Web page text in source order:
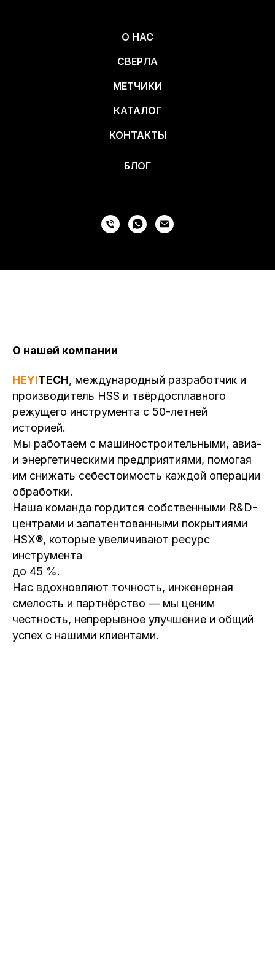
О НАС
СВЕРЛА
МЕТЧИКИ
КАТАЛОГ
КОНТАКТЫ
БЛОГ
О нашей компании
HEYITECH, международный разработчик и
производитель HSS и твёрдосплавного
режущего инструмента с 50-летней
историей.
Мы работаем с машиностроительными, авиа-
и энергетическими предприятиями, помогая
им снижать себестоимость каждой операции
обработки.
Наша команда гордится собственными R&D-
центрами и запатентованными покрытиями
HSX®, которые увеличивают ресурс
инструмента
до 45 %.
Нас вдохновляют точность, инженерная
смелость и партнёрство — мы ценим
честность, непрерывное улучшение и общий
успех с нашими клиентами.